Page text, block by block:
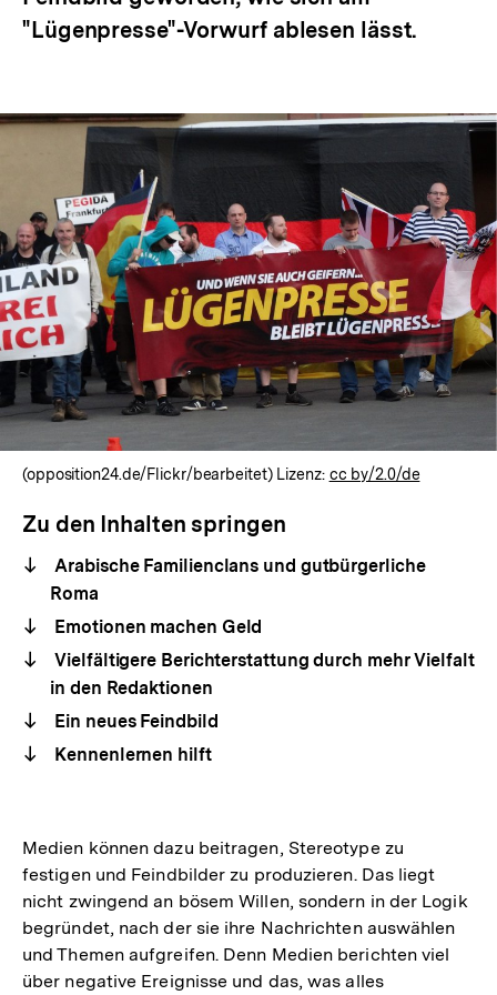
"Lügenpresse"-Vorwurf ablesen lässt.
(opposition24.de/Flickr/bearbeitet) Lizenz: cc by/2.0/de
Zu den Inhalten springen
Arabische Familienclans und gutbürgerliche
Roma
Emotionen machen Geld
Vielfältigere Berichterstattung durch mehr Vielfalt
in den Redaktionen
Ein neues Feindbild
Kennenlernen hilft
Medien können dazu beitragen, Stereotype zu
festigen und Feindbilder zu produzieren. Das liegt
nicht zwingend an bösem Willen, sondern in der Logik
begründet, nach der sie ihre Nachrichten auswählen
und Themen aufgreifen. Denn Medien berichten viel
über negative Ereignisse und das, was alles